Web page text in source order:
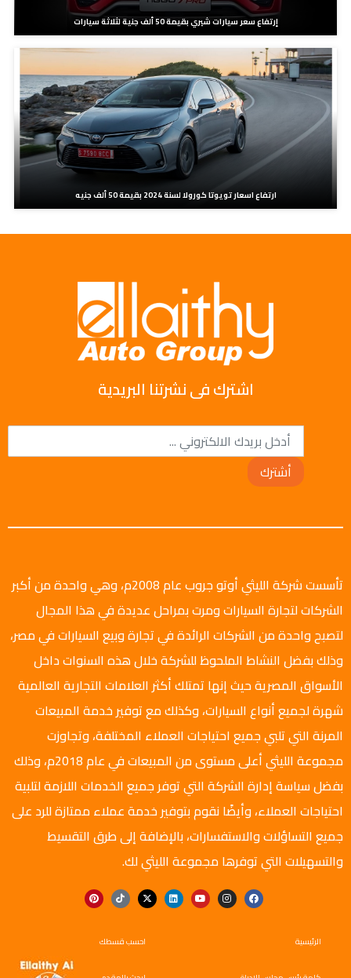
إرتفاع سعر سيارات شيري بقيمة 50 ألف جنية لثلاثة سيارات
ارتفاع اسعار تويوتا كورولا لسنة 2024 بقيمة 50 ألف جنيه
اشترك فى نشرتنا البريدية
أشترك
تأسست شركة الليثي أوتو جروب عام 2008م، وهي واحدة من أكبر
الشركات لتجارة السيارات ومرت بمراحل عديدة في هذا المجال
لتصبح واحدة من الشركات الرائدة في تجارة وبيع السيارات في مصر،
وذلك بفضل النشاط الملحوظ للشركة خلال هذه السنوات داخل
الأسواق المصرية حيث إنها تمتلك أكثر العلامات التجارية العالمية
شهرة لجميع أنواع السيارات، وكذلك مع توفير خدمة المبيعات
المرنة التي تلبي جميع احتياجات العملاء المختلفة، وتجاوزت
مجموعة الليثي أعلى مستوى من المبيعات في عام 2018م، وذلك
بفضل سياسة إدارة الشركة التي توفر جميع الخدمات اللازمة لتلبية
احتياجات العملاء، وأيضًا نقوم بتوفير خدمة عملاء ممتازة للرد على
جميع التساؤلات والاستفسارات، بالإضافة إلى طرق التقسيط
والتسهيلات التي توفرها مجموعة الليثي لك.
الرئيسية احسب قسطك